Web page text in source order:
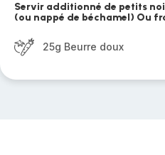
Servir additionné de petits
(ou nappé de béchamel) Ou
25g Beurre doux